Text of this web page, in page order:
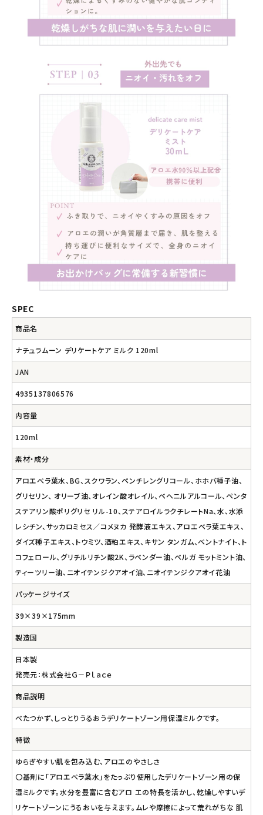
SPEC
商品名
ナチュラムーン デリケートケア ミルク 120ml
JAN
4935137806576
内容量
120ml
素材・成分
アロエベラ葉水、BG、スクワラン、ペンチレングリコール、ホホバ種子油、
グリセリン、 オリーブ油、オレイン酸オレイル、ベヘニルアルコール、ペンタ
ステアリン酸ポリグリセ リル-10、ステアロイルラクチレートNa、水、水添
レシチン、サッカロミセス／コメヌカ 発酵液エキス、アロエベラ葉エキス、
ダイズ種子エキス、トウミツ、酒粕エキス、キサン タンガム、ベントナイト、ト
コフェロール、グリチルリチン酸2K、ラベンダー油、ベルガ モットミント油、
ティーツリー油、ニオイテンジクアオイ油、ニオイテンジクアオイ花油
パッケージサイズ
39×39×175mm
製造国
日本製
発売元：株式会社Ｇ－Ｐｌａｃｅ
商品説明
べたつかず、しっとりうるおうデリケートゾーン用保湿ミルクです。
特徴
ゆらぎやすい肌を包み込む、アロエのやさしさ
〇基剤に「アロエベラ葉水」をたっぷり使用したデリケートゾーン用の保
湿ミルクです。水分を豊富に含むアロ エの特長を活かし、乾燥しやすいデ
リケートゾーンにうるおいを与えます。ムレや摩擦によって荒れがちな 肌